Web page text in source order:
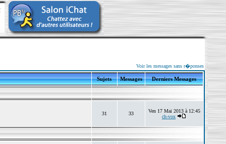
Voir les messages sans r�ponses
Sujets Messages Derniers Messages
31 33
Ven 17 Mai 2013 à 12:45
ch-vox